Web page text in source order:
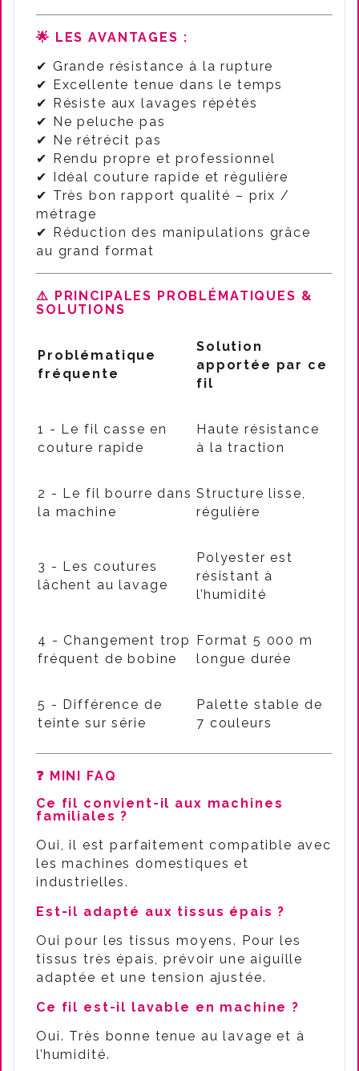
🌟 LES AVANTAGES :
✔ Grande résistance à la rupture
✔ Excellente tenue dans le temps
✔ Résiste aux lavages répétés
✔ Ne peluche pas
✔ Ne rétrécit pas
✔ Rendu propre et professionnel
✔ Idéal couture rapide et régulière
✔ Très bon rapport qualité – prix /
métrage
✔ Réduction des manipulations grâce
au grand format
⚠️ PRINCIPALES PROBLÉMATIQUES &
SOLUTIONS
Problématique
fréquente
Solution
apportée par ce
fil
1 - Le fil casse en
couture rapide
Haute résistance
à la traction
2 - Le fil bourre dans
la machine
Structure lisse,
régulière
3 - Les coutures
lâchent au lavage
Polyester est
résistant à
l’humidité
4 - Changement trop
fréquent de bobine
Format 5 000 m
longue durée
5 - Différence de
teinte sur série
Palette stable de
7 couleurs
❓ MINI FAQ
Ce fil convient-il aux machines
familiales ?
Oui, il est parfaitement compatible avec
les machines domestiques et
industrielles.
Est-il adapté aux tissus épais ?
Oui pour les tissus moyens. Pour les
tissus très épais, prévoir une aiguille
adaptée et une tension ajustée.
Ce fil est-il lavable en machine ?
Oui. Très bonne tenue au lavage et à
l’humidité.